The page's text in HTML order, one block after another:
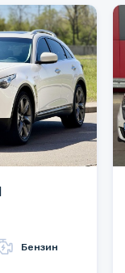
Бензин